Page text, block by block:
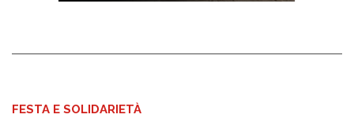
FESTA E SOLIDARIETÀ